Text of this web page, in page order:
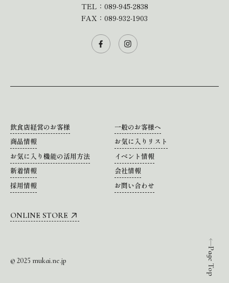
Page Top
TEL： 089-945-2838
FAX：089-932-1903
飲食店経営のお客様
一般のお客様へ
商品情報
お気に入りリスト
お気に入り機能の活用方法
イベント情報
新着情報
会社情報
採用情報
お問い合わせ
ONLINE STORE
© 2025 mukai.ne.jp